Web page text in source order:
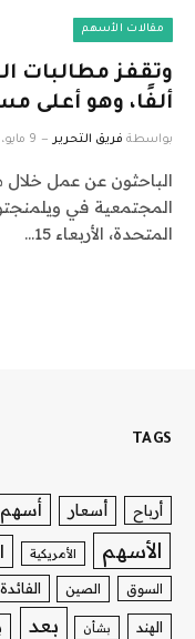
مقالات الأسهم
ألفًا، وهو
بواسطة فريق التحرير 9 مايو، 2024
الباحثون عن عمل
المجتمعية في
المتحدة، الأربعاء 15…
TAGS
أرباح أسعار أسهم
الأسهم الأمريكية
السوق الصين الفائدة
الهند بشأن بعد